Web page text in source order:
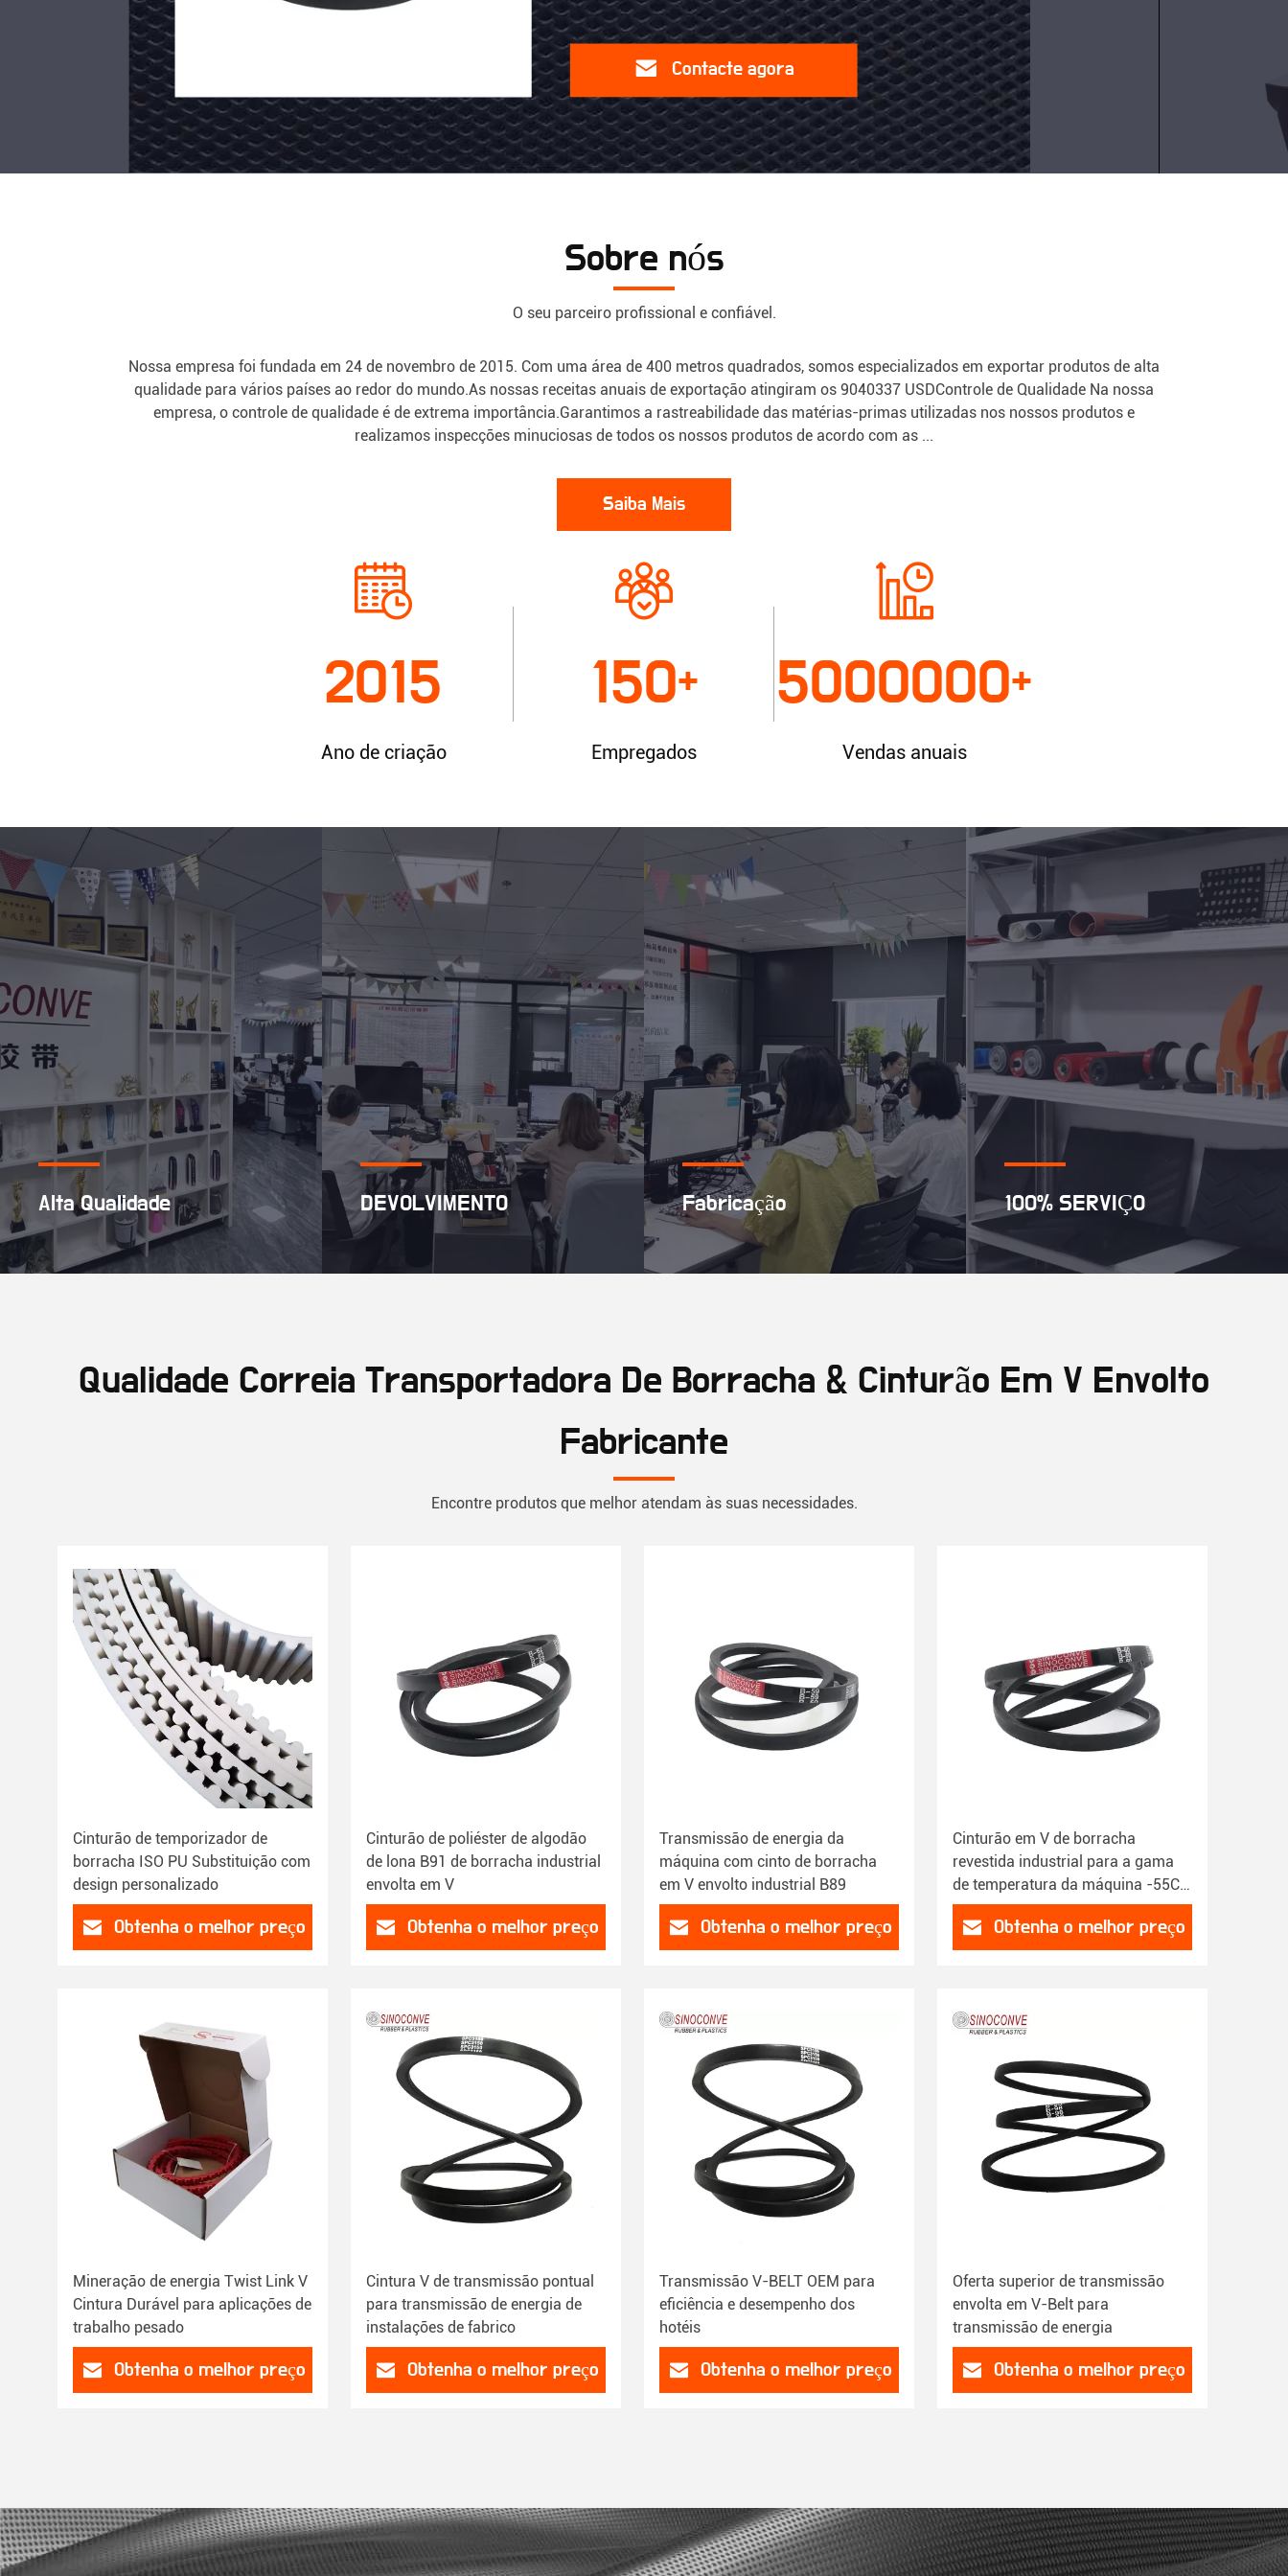
borracha
industrial
envolta
Contacte
agora
de
borracha
em
V
envolto
B89
Contacte
agora
para
a
gama
de
temperatura
70C
Contacte
agora
Sobre nós
O seu parceiro profissional e confiável.
Nossa empresa foi fundada em 24 de novembro de 2015. Com uma área de 400 metros quadrados, somos especializados em exportar produtos de alta
qualidade para vários países ao redor do mundo.As nossas receitas anuais de exportação atingiram os 9040337 USDControle de Qualidade Na nossa
empresa, o controle de qualidade é de extrema importância.Garantimos a rastreabilidade das matérias-primas utilizadas nos nossos produtos e
realizamos inspecções minuciosas de todos os nossos produtos de acordo com as ...
Saiba Mais
2015
Ano de criação
150+
Empregados
5000000+
Vendas anuais
Alta Qualidade DEVOLVIMENTO Fabricação 100% SERVIÇO
Qualidade Correia Transportadora De Borracha & Cinturão Em V Envolto
Fabricante
Encontre produtos que melhor atendam às suas necessidades.
Cinturão de temporizador de
borracha ISO PU Substituição com
design personalizado
Obtenha o melhor preço
Cinturão de poliéster de algodão
de lona B91 de borracha industrial
envolta em V
Obtenha o melhor preço
Transmissão de energia da
máquina com cinto de borracha
em V envolto industrial B89
Obtenha o melhor preço
Cinturão em V de borracha
revestida industrial para a gama
de temperatura da máquina -55C a
70C
Obtenha o melhor preço
Mineração de energia Twist Link V
Cintura Durável para aplicações de
trabalho pesado
Obtenha o melhor preço
Cintura V de transmissão pontual
para transmissão de energia de
instalações de fabrico
Obtenha o melhor preço
Transmissão V-BELT OEM para
eficiência e desempenho dos
hotéis
Obtenha o melhor preço
Oferta superior de transmissão
envolta em V-Belt para
transmissão de energia
Obtenha o melhor preço